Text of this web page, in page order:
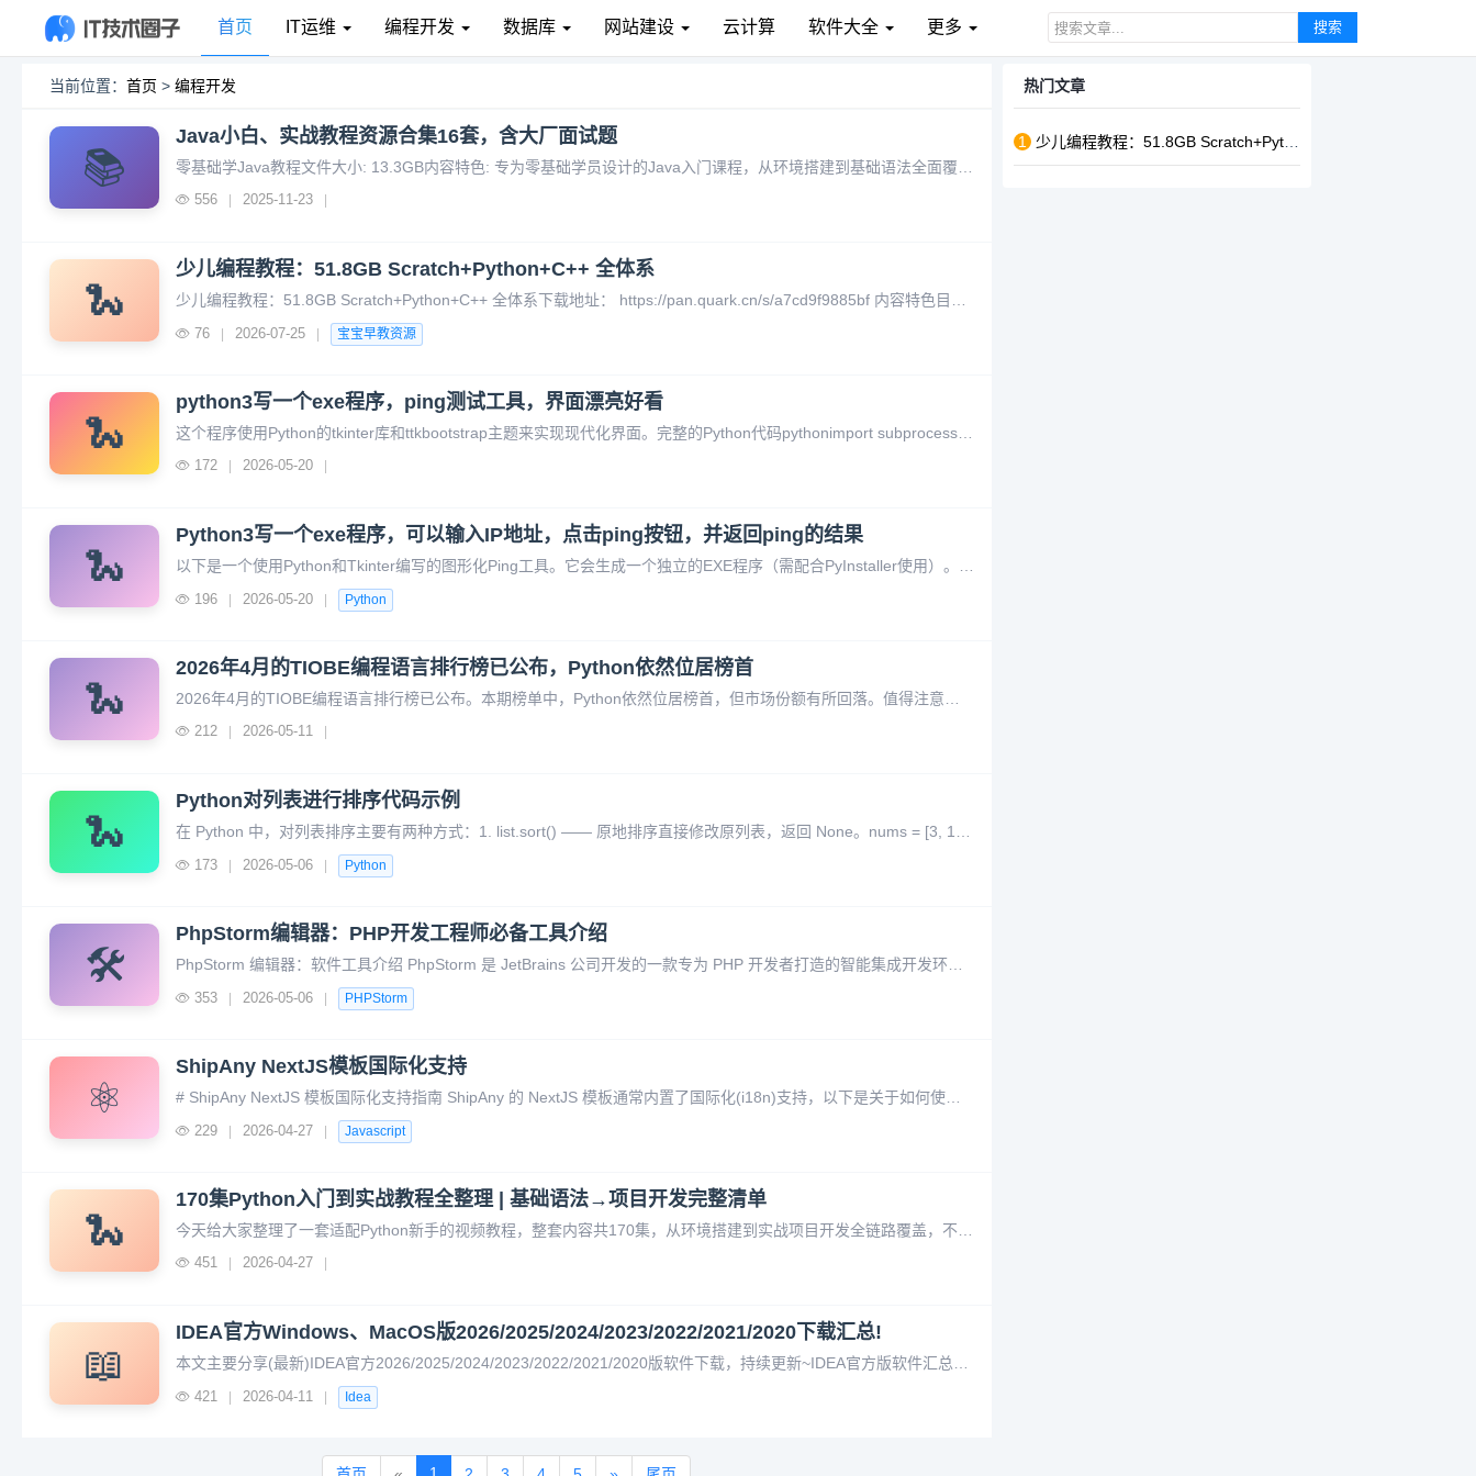
首页 IT运维 编程开发 数据库 网站建设 云计算 软件大全 更多 搜索
当前位置： 首页 > 编程开发
📚
Java小白、实战教程资源合集16套，含大厂面试题
556 2025-11-23
🐍
少儿编程教程：51.8GB Scratch+Python+C++ 全体系
76 2026-07-25 宝宝早教资源
🐍
python3写一个exe程序，ping测试工具，界面漂亮好看
172 2026-05-20
🐍
Python3写一个exe程序，可以输入IP地址，点击ping按钮，并返回ping的结果
196 2026-05-20 Python
🐍
2026年4月的TIOBE编程语言排行榜已公布，Python依然位居榜首
212 2026-05-11
🐍
Python对列表进行排序代码示例
173 2026-05-06 Python
🛠️
PhpStorm编辑器：PHP开发工程师必备工具介绍
353 2026-05-06 PHPStorm
⚛️
ShipAny NextJS模板国际化支持
229 2026-04-27 Javascript
🐍
170集Python入门到实战教程全整理 | 基础语法→项目开发完整清单
451 2026-04-27
📖
IDEA官方Windows、MacOS版2026/2025/2024/2023/2022/2021/2020下载汇总!
421 2026-04-11 Idea
热门文章
1 少儿编程教程：51.8GB Scratch+Python+C++ 全体系